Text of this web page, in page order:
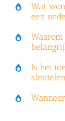
Wat
een
Is het